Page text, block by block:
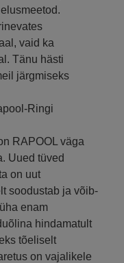
vaid ka
Tänu hästi
järgmiseks
Ringi
RAPOOL väga
Uued tüved
on uut
soodustab ja võib-
enam
hindamatult
tõeliselt
on vajalikele